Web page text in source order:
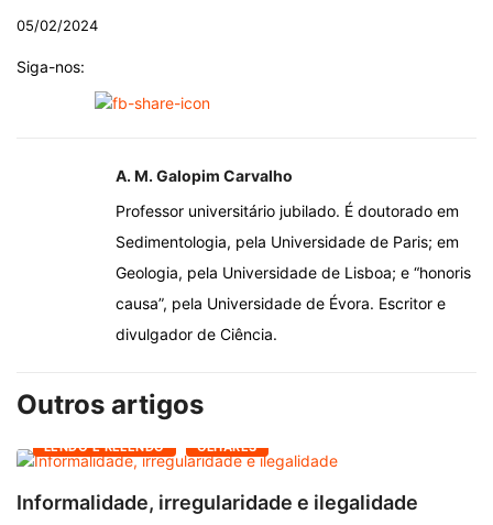
05/02/2024
Siga-nos:
A. M. Galopim Carvalho
Professor universitário jubilado. É doutorado em
Sedimentologia, pela Universidade de Paris; em
Geologia, pela Universidade de Lisboa; e “honoris
causa”, pela Universidade de Évora. Escritor e
divulgador de Ciência.
Outros artigos
LENDO E RELENDO OLHARES
Informalidade, irregularidade e ilegalidade